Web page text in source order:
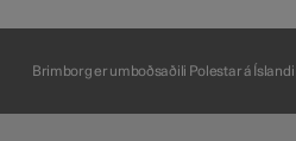
Brimborg er umboðsaðili Polestar á Íslandi